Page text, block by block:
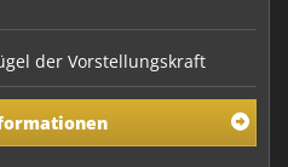
der Vorstellungskraft
Kapp auf eine
– Mit einem Flügel
über die Grenzen des